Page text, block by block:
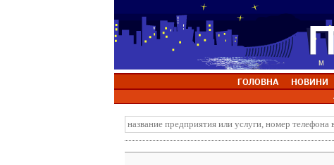
ГОЛОВНА НОВИНИ